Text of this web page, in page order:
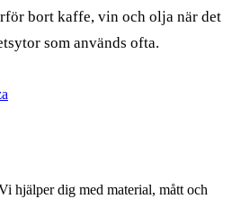
bort kaffe, vin och olja när det
som används ofta.
hjälper dig med material, mått och